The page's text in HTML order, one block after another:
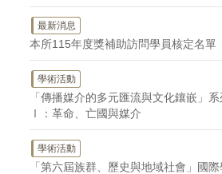
最新消息
本所115年度獎補助訪問學員核定名單
學術活動
「傳播媒介的多元匯流與文化鑲嵌」
Ⅰ：革命、亡國與媒介
學術活動
「第六屆族群、歷史與地域社會」國